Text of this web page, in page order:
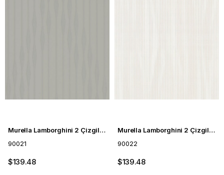
Murella Lamborghini 2 Çizgili Duvar Kağıdı 90021
90021
$139.48
Murella Lamborghini 2 Çizgili Duvar Kağıdı 90022
90022
$139.48